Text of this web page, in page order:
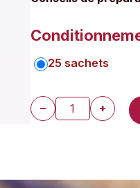
25 sachets
− +